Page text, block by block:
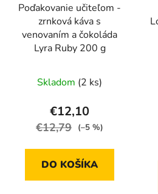
Poďakovanie učiteľom -
zrnková káva s
venovaním a čokoláda
Lyra Ruby 200 g
Skladom (2 ks)
€12,10
€12,79 (–5 %)
DO KOŠÍKA